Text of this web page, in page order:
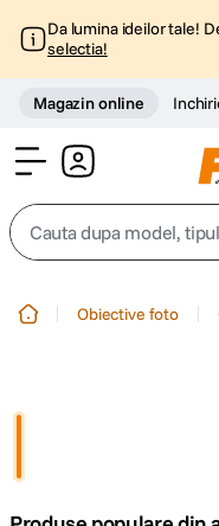
Da lumina ideilor tale!
selectia!
Magazin online
Cauta dupa model, tipul
Obiective foto